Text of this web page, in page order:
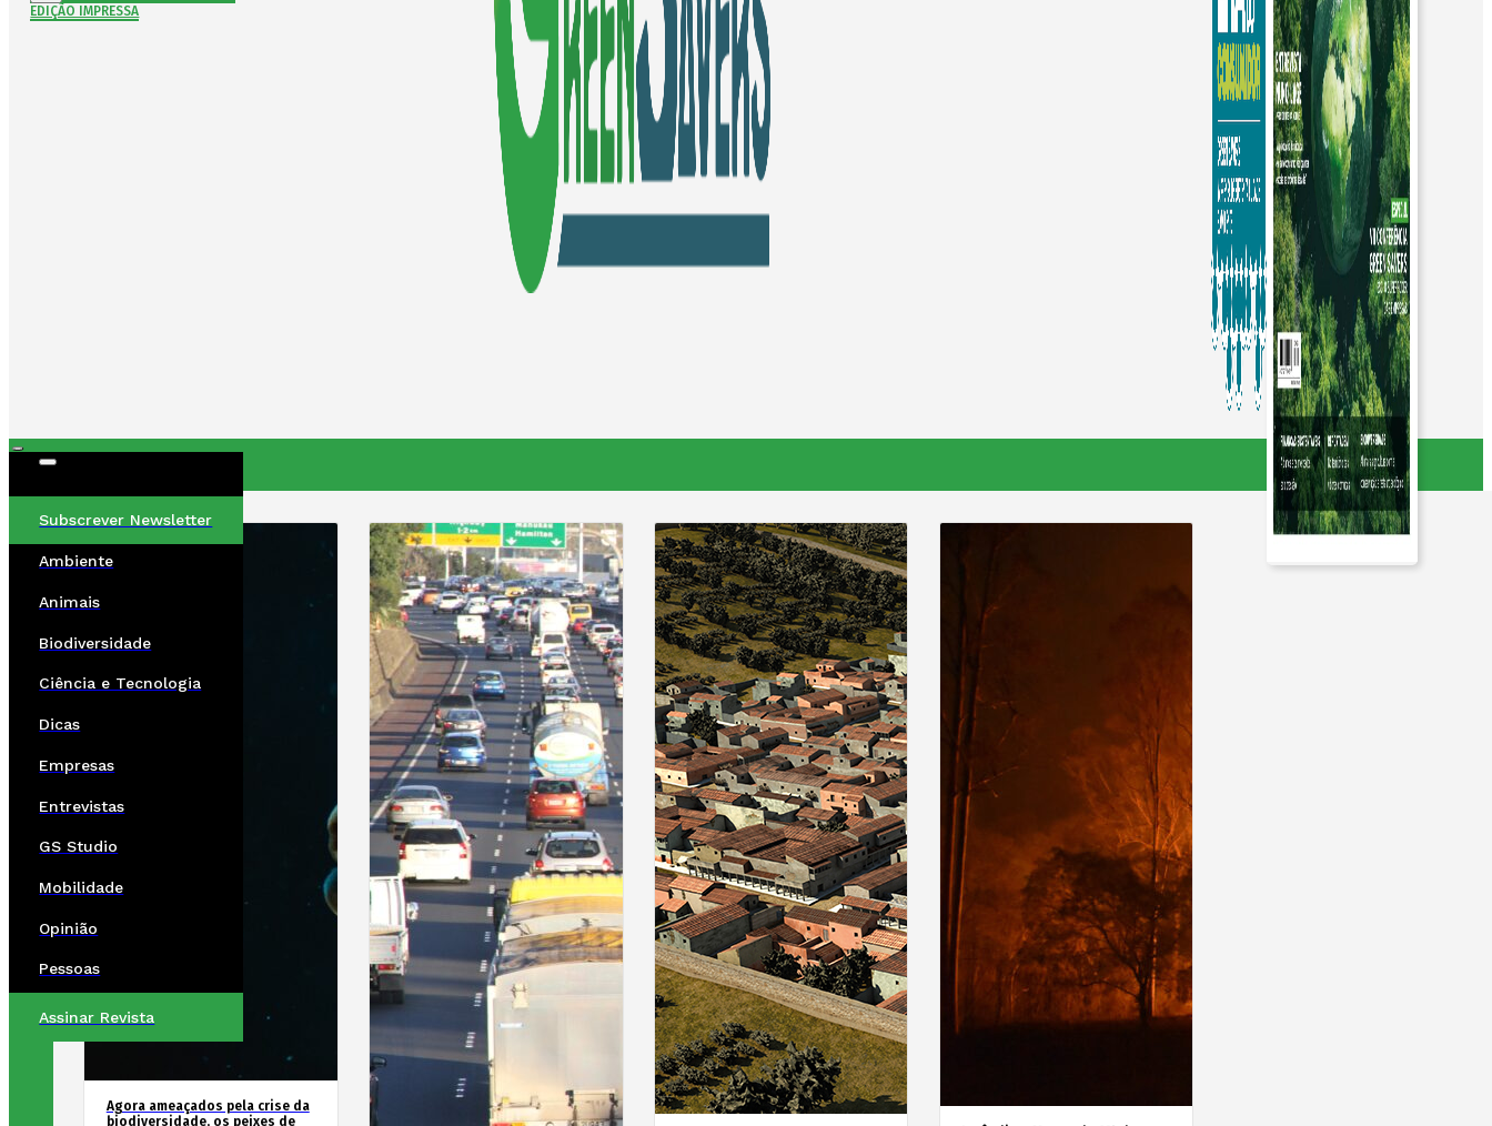
EDIÇÃO IMPRESSA
Subscrever Newsletter
Ambiente
Animais
Biodiversidade
Ciência e Tecnologia
Dicas
Empresas
Entrevistas
GS Studio
Mobilidade
Opinião
Pessoas
Assinar Revista
Agora ameaçados pela crise da
biodiversidade, os peixes de